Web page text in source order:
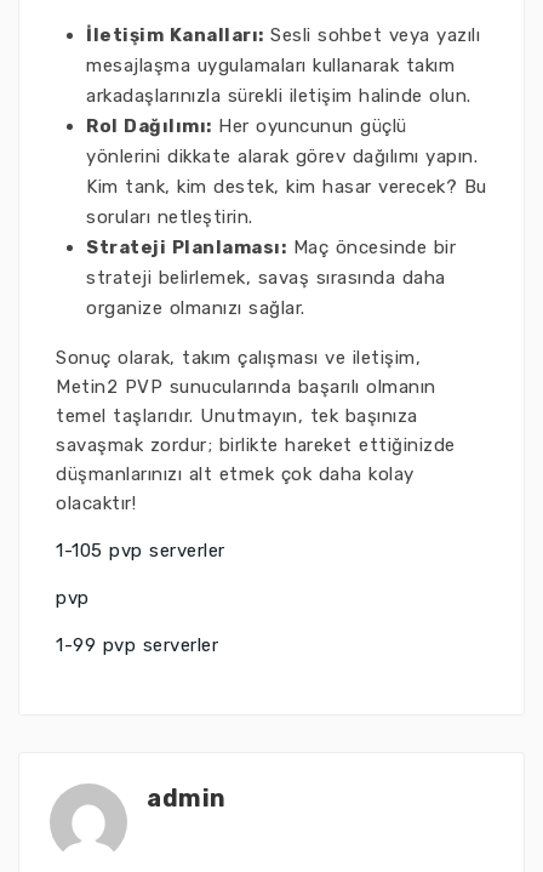
İletişim Kanalları: Sesli sohbet veya yazılı
mesajlaşma uygulamaları kullanarak takım
arkadaşlarınızla sürekli iletişim halinde olun.
Rol Dağılımı: Her oyuncunun güçlü
yönlerini dikkate alarak görev dağılımı yapın.
Kim tank, kim destek, kim hasar verecek? Bu
soruları netleştirin.
Strateji Planlaması: Maç öncesinde bir
strateji belirlemek, savaş sırasında daha
organize olmanızı sağlar.
Sonuç olarak, takım çalışması ve iletişim,
Metin2 PVP sunucularında başarılı olmanın
temel taşlarıdır. Unutmayın, tek başınıza
savaşmak zordur; birlikte hareket ettiğinizde
düşmanlarınızı alt etmek çok daha kolay
olacaktır!
1-105 pvp serverler
pvp
1-99 pvp serverler
admin